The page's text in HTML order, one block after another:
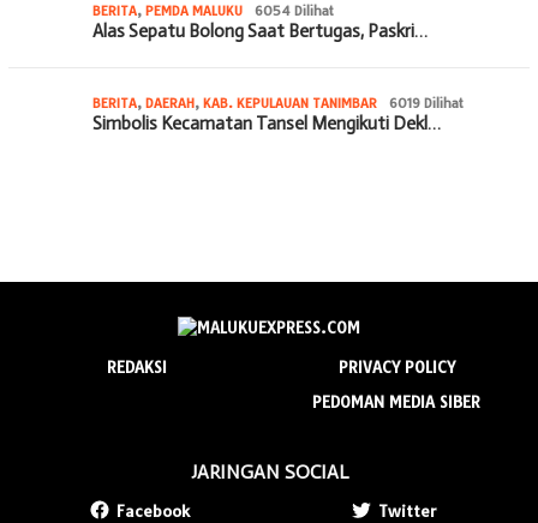
BERITA, PEMDA MALUKU 6054 Dilihat
Alas Sepatu Bolong Saat Bertugas, Paskri…
BERITA, DAERAH, KAB. KEPULAUAN TANIMBAR 6019 Dilihat
Simbolis Kecamatan Tansel Mengikuti Dekl…
REDAKSI
PRIVACY POLICY
PEDOMAN MEDIA SIBER
JARINGAN SOCIAL
Facebook Twitter